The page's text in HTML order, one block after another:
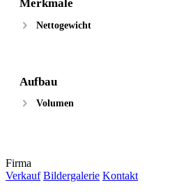
Merkmale
Nettogewicht
Aufbau
Volumen
Firma
Verkauf Bildergalerie Kontakt